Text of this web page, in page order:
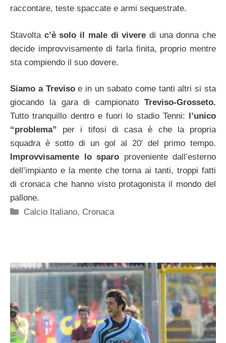
raccontare, teste spaccate e armi sequestrate.
Stavolta c’è solo il male di vivere di una donna che
decide improvvisamente di farla finita, proprio mentre
sta compiendo il suo dovere.
Siamo a Trevisoe in un sabato come tanti altri si sta
giocando la gara di campionato Treviso-Grosseto.
Tutto tranquillo dentro e fuori lo stadio Tenni:
l’unico
“problema” per i tifosi di casa è che la propria
squadra è sotto di un gol al 20′ del primo tempo.
Improvvisamente lo sparo proveniente dall’esterno
dell’impianto e la mente che torna ai tanti, troppi fatti
di cronaca che hanno visto protagonista il mondo del
pallone.
Categorie
Calcio Italiano, Cronaca